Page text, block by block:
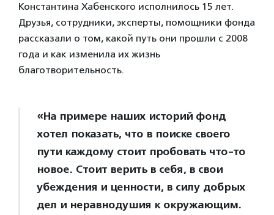
Константина Хабенского исполнилось 15 лет.
Друзья, сотрудники, эксперты, помощники фонда
рассказали о том, какой путь они прошли с 2008
года и как изменила их жизнь
благотворительность.
«‎На примере наших историй фонд
хотел показать, что в поиске своего
пути каждому стоит пробовать что-то
новое. Стоит верить в себя, в свои
убеждения и ценности, в силу добрых
дел и неравнодушия к окружающим.